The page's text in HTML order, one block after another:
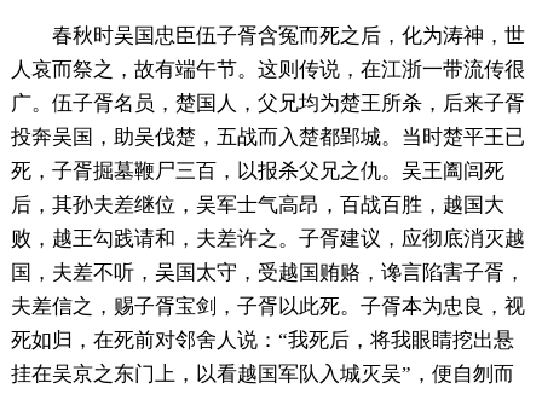
春秋时吴国忠臣伍子胥含冤而死之后，化为涛神，世
人哀而祭之，故有端午节。这则传说，在江浙一带流传很
广。伍子胥名员，楚国人，父兄均为楚王所杀，后来子胥
投奔吴国，助吴伐楚，五战而入楚都郢城。当时楚平王已
死，子胥掘墓鞭尸三百，以报杀父兄之仇。吴王阖闾死
后，其孙夫差继位，吴军士气高昂，百战百胜，越国大
败，越王勾践请和，夫差许之。子胥建议，应彻底消灭越
国，夫差不听，吴国太守，受越国贿赂，谗言陷害子胥，
夫差信之，赐子胥宝剑，子胥以此死。子胥本为忠良，视
死如归，在死前对邻舍人说：“我死后，将我眼睛挖出悬
挂在吴京之东门上，以看越国军队入城灭吴”，便自刎而